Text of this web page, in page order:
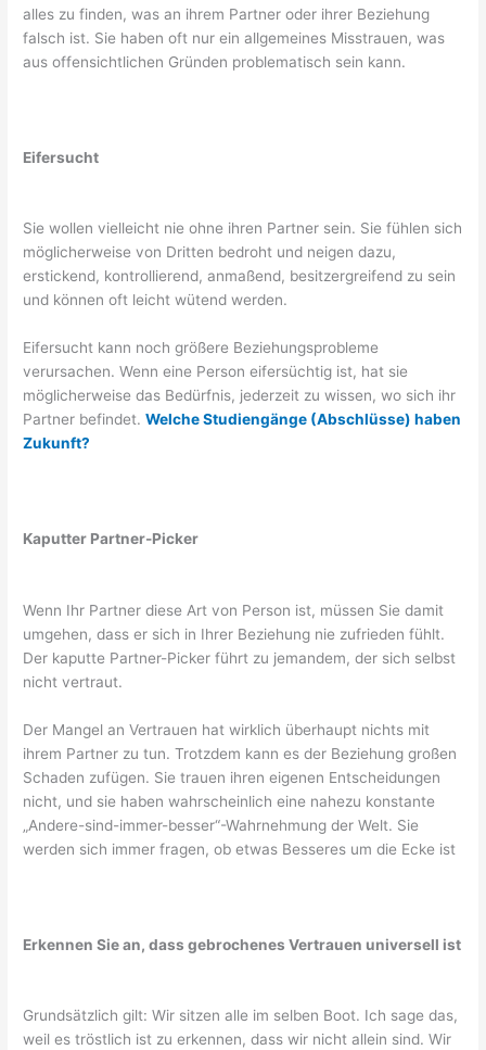
alles zu finden, was an ihrem Partner oder ihrer Beziehung
falsch ist. Sie haben oft nur ein allgemeines Misstrauen, was
aus offensichtlichen Gründen problematisch sein kann.
Eifersucht
Sie wollen vielleicht nie ohne ihren Partner sein. Sie fühlen sich
möglicherweise von Dritten bedroht und neigen dazu,
erstickend, kontrollierend, anmaßend, besitzergreifend zu sein
und können oft leicht wütend werden.
Eifersucht kann noch größere Beziehungsprobleme
verursachen. Wenn eine Person eifersüchtig ist, hat sie
möglicherweise das Bedürfnis, jederzeit zu wissen, wo sich ihr
Partner befindet.Welche Studiengänge (Abschlüsse) haben
Zukunft?
Kaputter Partner-Picker
Wenn Ihr Partner diese Art von Person ist, müssen Sie damit
umgehen, dass er sich in Ihrer Beziehung nie zufrieden fühlt.
Der kaputte Partner-Picker führt zu jemandem, der sich selbst
nicht vertraut.
Der Mangel an Vertrauen hat wirklich überhaupt nichts mit
ihrem Partner zu tun. Trotzdem kann es der Beziehung großen
Schaden zufügen. Sie trauen ihren eigenen Entscheidungen
nicht, und sie haben wahrscheinlich eine nahezu konstante
„Andere-sind-immer-besser“-Wahrnehmung der Welt. Sie
werden sich immer fragen, ob etwas Besseres um die Ecke ist
Erkennen Sie an, dass gebrochenes Vertrauen universell ist
Grundsätzlich gilt: Wir sitzen alle im selben Boot. Ich sage das,
weil es tröstlich ist zu erkennen, dass wir nicht allein sind. Wir